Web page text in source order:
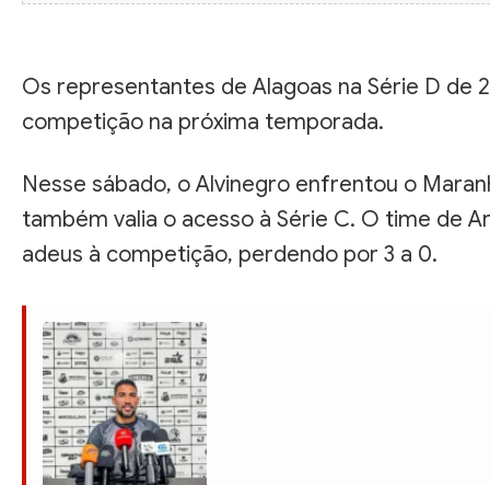
Os representantes de Alagoas na Série D de
competição na próxima temporada.
Nesse sábado, o Alvinegro enfrentou o
também valia o acesso à Série C. O time de
adeus à competição, perdendo por 3 a 0.